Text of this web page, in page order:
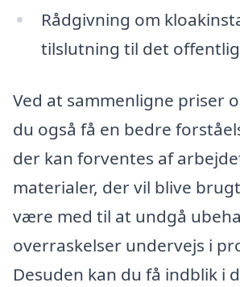
Rådgivning om
tilslutning til det
Ved at sammenligne priser
du også få en bedre
der kan forventes af
materialer, der vil blive
være med til at undgå
overraskelser undervejs i
Desuden kan du få indblik i